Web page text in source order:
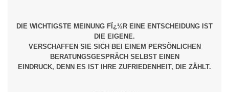
DIE WICHTIGSTE MEINUNG FÏ¿½R EINE ENTSCHEIDUNG IST
DIE EIGENE.
VERSCHAFFEN SIE SICH BEI EINEM PERSÖNLICHEN
BERATUNGSGESPRÄCH SELBST EINEN
EINDRUCK, DENN ES IST IHRE ZUFRIEDENHEIT, DIE ZÄHLT.